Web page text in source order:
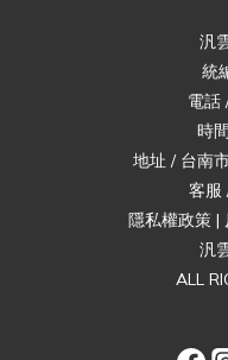
汎
統
電話
時
地址 / 台南
客服
隱私權政策 |
汎
ALL